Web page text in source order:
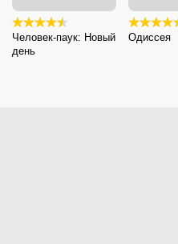
Человек-паук: Новый
день
Одиссея